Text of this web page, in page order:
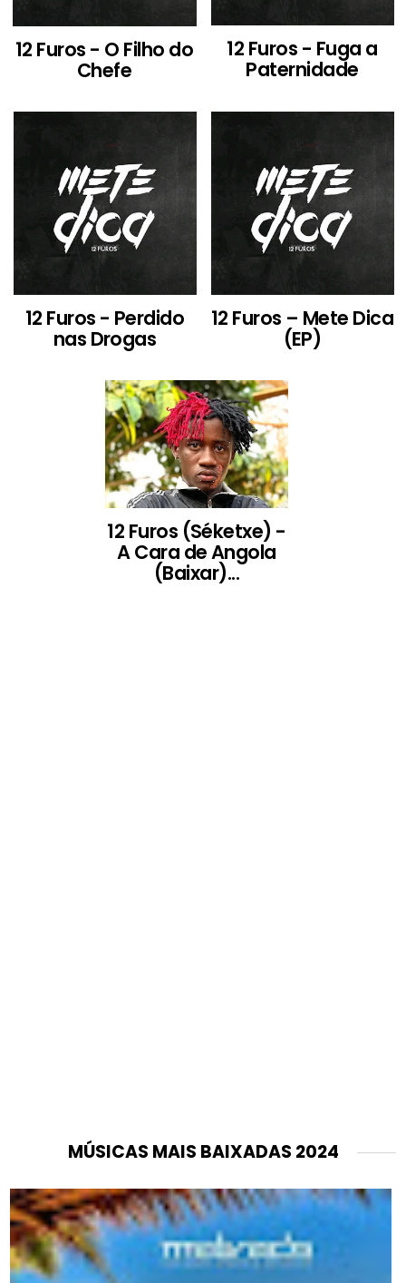
12 Furos - O Filho do
Chefe
12 Furos - Fuga a
Paternidade
12 Furos - Perdido
nas Drogas
12 Furos – Mete Dica
(EP)
12 Furos (Séketxe) -
A Cara de Angola
(Baixar)...
MÚSICAS MAIS BAIXADAS 2024